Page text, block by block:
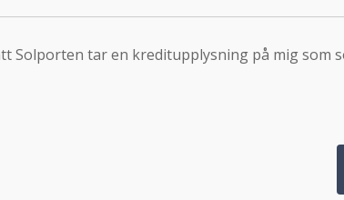
Solporten tar en kreditupplysning på mig som